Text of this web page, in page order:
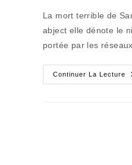
La mort terrible de
abject elle dénote le
portée par les
Continuer La Lecture